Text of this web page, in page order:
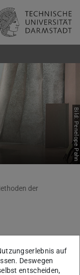
Bild: Penelope Pahn
der
auf
Deswegen
entscheiden,